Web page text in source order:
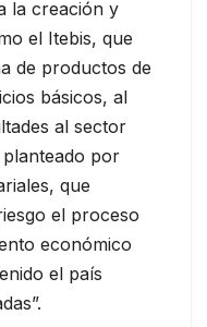
la creación y
el Itebis, que
de productos de
básicos, al
al sector
por
que
el proceso
económico
el país